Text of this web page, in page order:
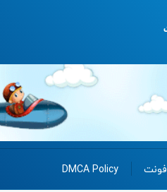
فونت DMCA Policy